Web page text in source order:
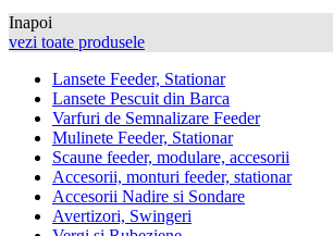
Inapoi
vezi toate produsele
Lansete Feeder, Stationar
Lansete Pescuit din Barca
Varfuri de Semnalizare Feeder
Mulinete Feeder, Stationar
Scaune feeder, modulare, accesorii
Accesorii, monturi feeder, stationar
Accesorii Nadire si Sondare
Avertizori, Swingeri